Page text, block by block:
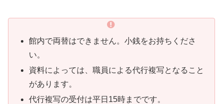
館内で両替はできません。小銭をお持ちくださ
い。
資料によっては、職員による代行複写となること
があります。
代行複写の受付は平日15時までです。